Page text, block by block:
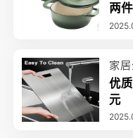
两
家
优
元